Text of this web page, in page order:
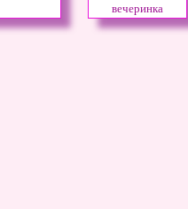
вечеринка